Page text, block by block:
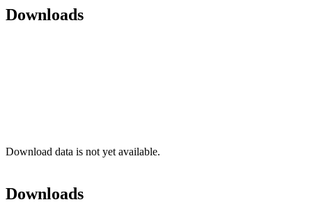
Downloads
Download data is not yet available.
Downloads